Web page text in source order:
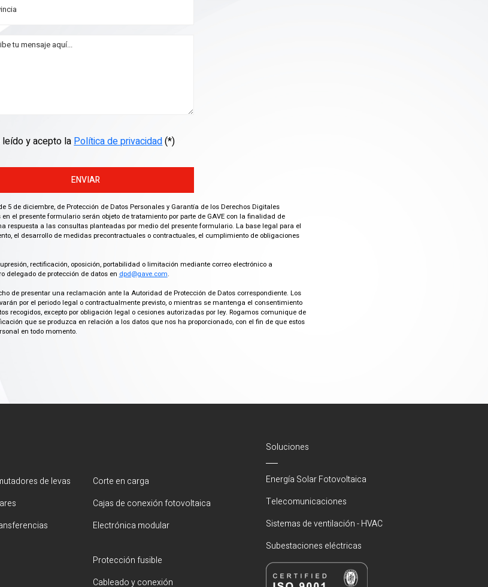
leído y acepto laPolítica de privacidad(*)
ENVIAR
5 de diciembre, de Protección de Datos Personales y Garantía de los Derechos Digitales
el presente formulario serán objeto de tratamiento por parte de GAVE con la finalidad de
respuesta a las consultas planteadas por medio del presente formulario. La base legal para el
el desarrollo de medidas precontractuales o contractuales, el cumplimiento de obligaciones
rectificación, oposición, portabilidad o limitación mediante correo electrónico a
delegado de protección de datos endpd@gave.com.
de presentar una reclamación ante la Autoridad de Protección de Datos correspondiente. Los
por el periodo legal o contractualmente previsto, o mientras se mantenga el consentimiento
recogidos, excepto por obligación legal o cesiones autorizadas por ley. Rogamos comunique de
que se produzca en relación a los datos que nos ha proporcionado, con el fin de que estos
en todo momento.
de levas
Corte en carga
Cajas de conexión fotovoltaica
Electrónica modular
Protección fusible
Cableado y conexión
Soluciones
Energía Solar Fotovoltaica
Telecomunicaciones
Sistemas de ventilación - HVAC
Subestaciones eléctricas